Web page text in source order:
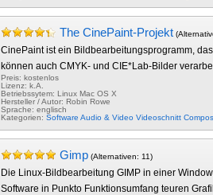
The CinePaint-Projekt
CinePaint ist ein Bildbearbeitungsprogramm,
können auch CMYK- und CIE*Lab-Bilder
Preis: kostenlos
Lizenz: k.A.
Betriebssytem: Linux Mac OS X
Hersteller / Autor: Robin Rowe
Sprache: englisch
Kategorien: Software Audio & Video Videoschnitt
Gimp (Alternativen: 11)
Die Linux-Bildbearbeitung GIMP in einer
Software in Punkto Funktionsumfang teuren